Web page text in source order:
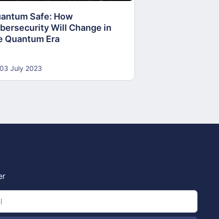
Safe: How
Will Change in
Quantum Era
03 July 2023